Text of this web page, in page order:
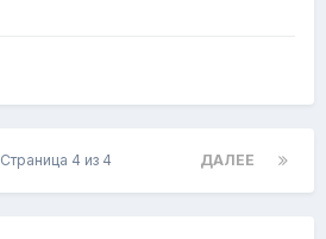
ДАЛЕЕ
Страница 4 из 4